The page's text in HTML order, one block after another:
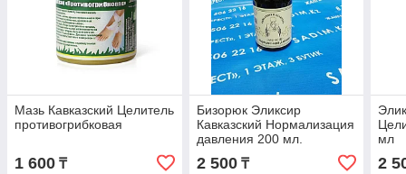
Мазь Кавказский Целитель
противогрибковая
1 600 ₸
Бизорюк Эликсир
Кавказский Нормализация
давления 200 мл.
2 500₸
мл
2